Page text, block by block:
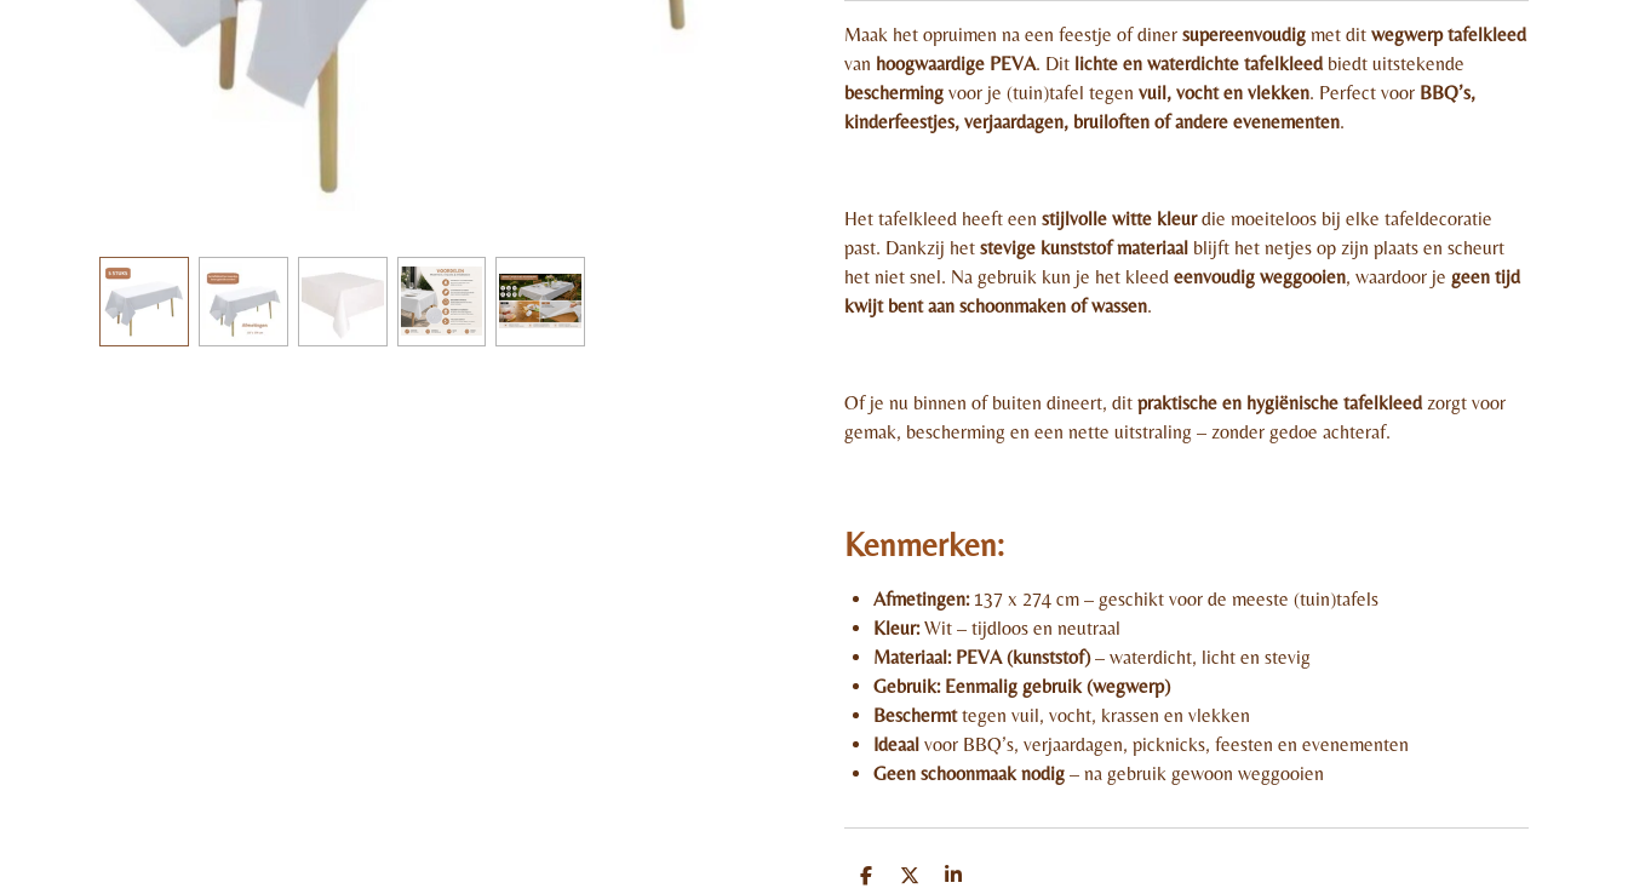
Maak het opruimen na een feestje of diner supereenvoudig met dit wegwerp tafelkleed
van hoogwaardige PEVA. Dit lichte en waterdichte tafelkleed biedt uitstekende
bescherming voor je (tuin)tafel tegen vuil, vocht en vlekken. Perfect voor BBQ’s,
kinderfeestjes, verjaardagen, bruiloften of andere evenementen.
Het tafelkleed heeft een stijlvolle witte kleurdie moeiteloos bij elke tafeldecoratie
past. Dankzij het stevige kunststof materiaal blijft het netjes op zijn plaats en scheurt
het niet snel. Na gebruik kun je het kleed eenvoudig weggooien, waardoor je geen tijd
kwijt bent aan schoonmaken of wassen.
Of je nu binnen of buiten dineert, dit praktische en hygiënische tafelkleed zorgt voor
gemak, bescherming en een nette uitstraling – zonder gedoe achteraf.
Kenmerken:
Afmetingen:137 x 274 cm – geschikt voor de meeste (tuin)tafels
Kleur:Wit – tijdloos en neutraal
Materiaal: PEVA (kunststof)– waterdicht, licht en stevig
Gebruik: Eenmalig gebruik (wegwerp)
Beschermttegen vuil, vocht, krassen en vlekken
Ideaal voor BBQ’s, verjaardagen, picknicks, feesten en evenementen
Geen schoonmaak nodig – na gebruik gewoon weggooien
D
D
S